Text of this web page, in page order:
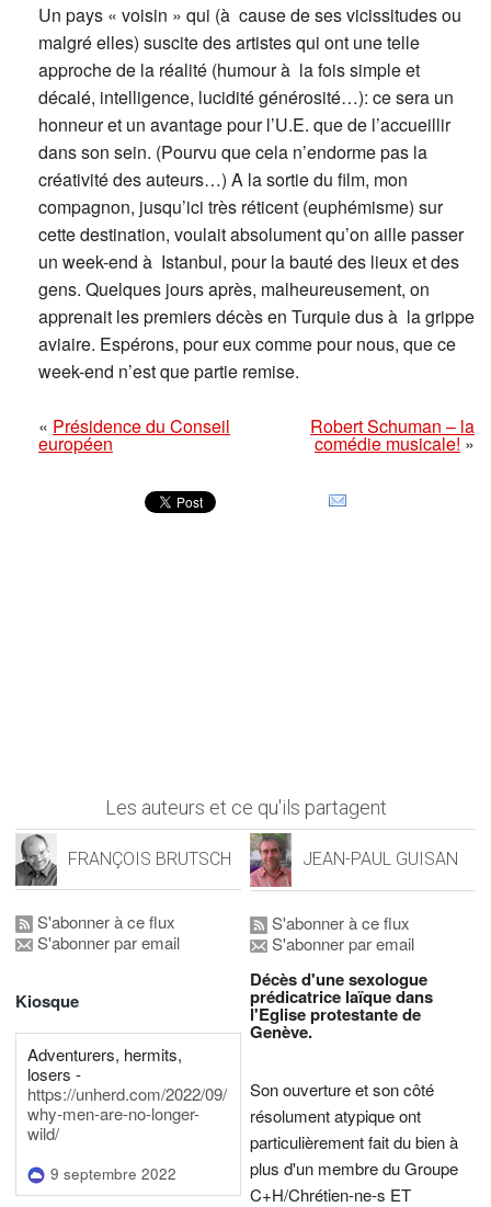
Un pays « voisin » qui (à cause de ses vicissitudes ou
malgré elles) suscite des artistes qui ont une telle
approche de la réalité (humour à la fois simple et
décalé, intelligence, lucidité générosité…): ce sera un
honneur et un avantage pour l’U.E. que de l’accueillir
dans son sein. (Pourvu que cela n’endorme pas la
créativité des auteurs…) A la sortie du film, mon
compagnon, jusqu’ici très réticent (euphémisme) sur
cette destination, voulait absolument qu’on aille passer
un week-end à Istanbul, pour la bauté des lieux et des
gens. Quelques jours après, malheureusement, on
apprenait les premiers décès en Turquie dus à la grippe
aviaire. Espérons, pour eux comme pour nous, que ce
week-end n’est que partie remise.
« Présidence du Conseil
européen
Robert Schuman – la
comédie musicale!»
Les auteurs et ce qu'ils partagent
FRANÇOIS BRUTSCH
S'abonner à ce flux
S'abonner par email
Kiosque
Adventurers, hermits,
losers -
https://unherd.com/2022/09/
why-men-are-no-longer-
wild/
9 septembre 2022
JEAN-PAUL GUISAN
S'abonner à ce flux
S'abonner par email
Décès d'une sexologue
prédicatrice laïque dans
l'Eglise protestante de
Genève.
Son ouverture et son côté
résolument atypique ont
particulièrement fait du bien à
plus d'un membre du Groupe
C+H/Chrétien-ne-s ET